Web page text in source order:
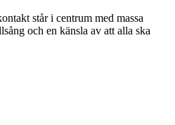
står i centrum med massa
och en känsla av att alla ska